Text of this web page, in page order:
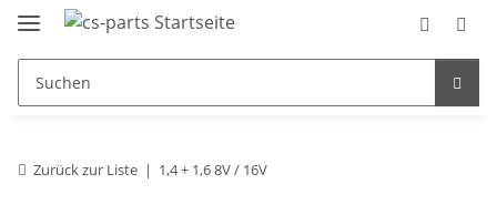
Zurück zur Liste 1,4 + 1,6 8V / 16V